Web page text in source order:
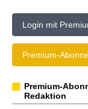
Login mit
Premium-
Premium-
Redaktion